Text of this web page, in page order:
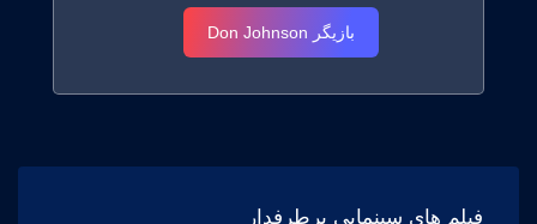
فیلم های سینمایی پرطرفدار
بازیگر Don Johnson